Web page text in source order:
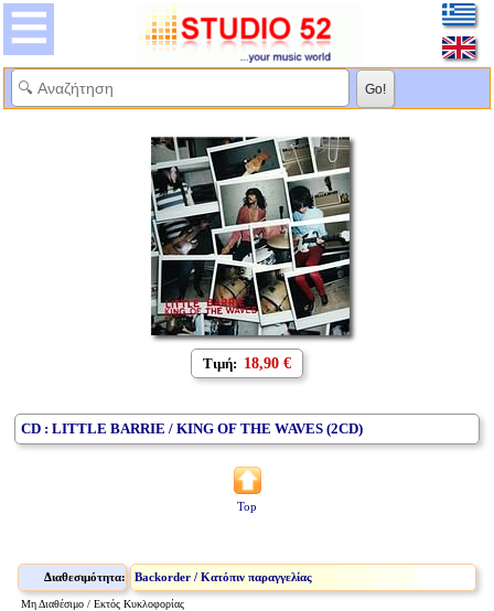
Τιμή: 18,90 €
CD : LITTLE BARRIE / KING OF THE WAVES (2CD)
Top
Διαθεσιμότητα: Backorder / Κατόπιν παραγγελίας
Μη Διαθέσιμο / Εκτός Κυκλοφορίας